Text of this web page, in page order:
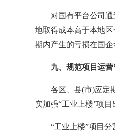
对国有平台公司通过
地取得成本高于本地
期内产生的亏损在国企
九、规范项目运营
各区、县(市)应定期
实加强“工业上楼”项
“工业上楼”项目分割